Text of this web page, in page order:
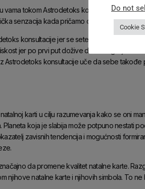
tokom Astrodetoks konsultacije. Šta
senzacija kada pričamo o nekom aspektu
konsultacije jer se sete sebe kroz moj
jer po prvi put dožive da ih drugo ljudsko
Astrodetoks konsultacije uče da sebe takođe
karti u cilju razumevanja kako se oni
koja je slabija može potpuno nestati
zavisnih tendencija i mogućnosti
da promene kvalitet natalne karte.
njihove natalne karte i njihovih simbola. To ne
Do not
Cookie